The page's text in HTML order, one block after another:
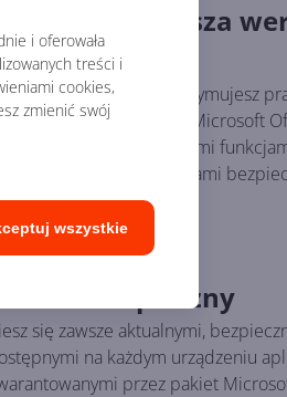
i oferowała
treści i
cookies,
zmienić swój
wszystkie
Zawsze najnowsza
Microsoft 365 otrzymujesz
wersji pakietu Microsoft
aktualizacji z nowymi
oraz poprawkami
Zawsze bezpieczny
się zawsze aktualnymi,
na każdym urządzeniu
przez pakiet